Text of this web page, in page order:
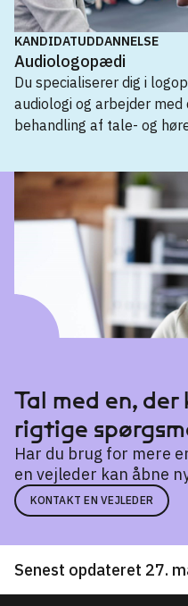
KANDIDATUDDANNELSE
Audiologopædi
Du specialiserer dig i
audiologi og arbejder med
behandling af tale- og
Audiologopædi
Tal med en,
rigtige
Har du brug for mere
en vejleder kan åbne
KONTAKT EN VEJLEDER
Senest opdateret 27.